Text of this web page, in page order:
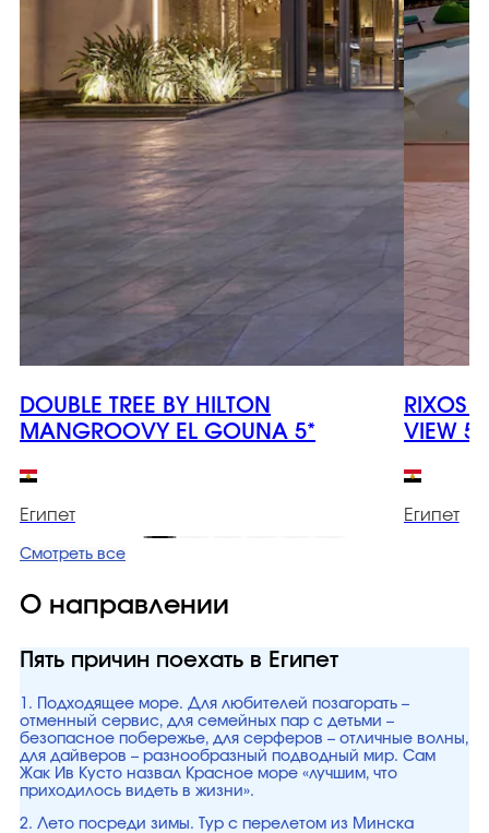
DOUBLE TREE BY HILTON
MANGROOVY EL GOUNA 5*
Египет
RIXOS
VIEW 5*
Египет
Смотреть все
О направлении
Пять причин поехать в Египет
1. Подходящее море. Для любителей позагорать –
отменный сервис, для семейных пар с детьми –
безопасное побережье, для серферов – отличные волны,
для дайверов – разнообразный подводный мир. Сам
Жак Ив Кусто назвал Красное море «лучшим, что
приходилось видеть в жизни».
2. Лето посреди зимы. Тур с перелетом из Минска